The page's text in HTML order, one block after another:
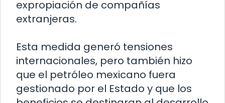
expropiación de compañías
extranjeras.
Esta medida generó tensiones
internacionales, pero también hizo
que el petróleo mexicano fuera
gestionado por el Estado y que los